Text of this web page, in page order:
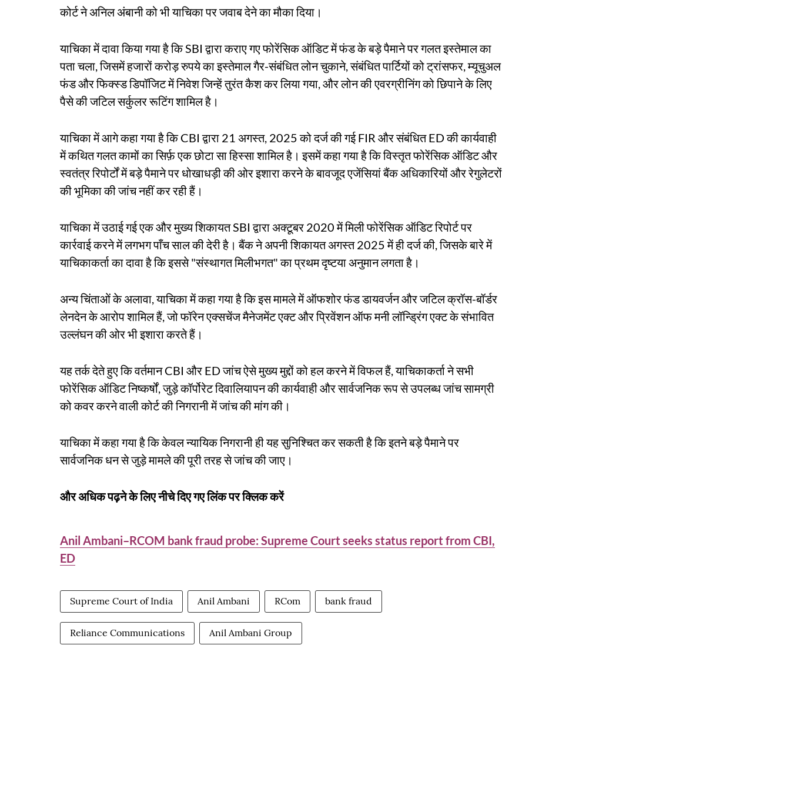
कोर्ट ने अनिल अंबानी को भी याचिका पर जवाब देने का मौका दिया।
याचिका में दावा किया गया है कि SBI द्वारा कराए गए फोरेंसिक ऑडिट में फंड के बड़े पैमाने पर गलत इस्तेमाल का
पता चला, जिसमें हजारों करोड़ रुपये का इस्तेमाल गैर-संबंधित लोन चुकाने, संबंधित पार्टियों को ट्रांसफर, म्यूचुअल
फंड और फिक्स्ड डिपॉजिट में निवेश जिन्हें तुरंत कैश कर लिया गया, और लोन की एवरग्रीनिंग को छिपाने के लिए
पैसे की जटिल सर्कुलर रूटिंग शामिल है।
याचिका में आगे कहा गया है कि CBI द्वारा 21 अगस्त, 2025 को दर्ज की गई FIR और संबंधित ED की कार्यवाही
में कथित गलत कामों का सिर्फ़ एक छोटा सा हिस्सा शामिल है। इसमें कहा गया है कि विस्तृत फोरेंसिक ऑडिट और
स्वतंत्र रिपोर्टों में बड़े पैमाने पर धोखाधड़ी की ओर इशारा करने के बावजूद एजेंसियां ​​बैंक अधिकारियों और रेगुलेटरों
की भूमिका की जांच नहीं कर रही हैं।
याचिका में उठाई गई एक और मुख्य शिकायत SBI द्वारा अक्टूबर 2020 में मिली फोरेंसिक ऑडिट रिपोर्ट पर
कार्रवाई करने में लगभग पाँच साल की देरी है। बैंक ने अपनी शिकायत अगस्त 2025 में ही दर्ज की, जिसके बारे में
याचिकाकर्ता का दावा है कि इससे "संस्थागत मिलीभगत" का प्रथम दृष्टया अनुमान लगता है।
अन्य चिंताओं के अलावा, याचिका में कहा गया है कि इस मामले में ऑफशोर फंड डायवर्जन और जटिल क्रॉस-बॉर्डर
लेनदेन के आरोप शामिल हैं, जो फॉरेन एक्सचेंज मैनेजमेंट एक्ट और प्रिवेंशन ऑफ मनी लॉन्ड्रिंग एक्ट के संभावित
उल्लंघन की ओर भी इशारा करते हैं।
यह तर्क देते हुए कि वर्तमान CBI और ED जांच ऐसे मुख्य मुद्दों को हल करने में विफल हैं, याचिकाकर्ता ने सभी
फोरेंसिक ऑडिट निष्कर्षों, जुड़े कॉर्पोरेट दिवालियापन की कार्यवाही और सार्वजनिक रूप से उपलब्ध जांच सामग्री
को कवर करने वाली कोर्ट की निगरानी में जांच की मांग की।
याचिका में कहा गया है कि केवल न्यायिक निगरानी ही यह सुनिश्चित कर सकती है कि इतने बड़े पैमाने पर
सार्वजनिक धन से जुड़े मामले की पूरी तरह से जांच की जाए।
और अधिक पढ़ने के लिए नीचे दिए गए लिंक पर क्लिक करें
Anil Ambani–RCOM bank fraud probe: Supreme Court seeks status report from CBI,
ED
Supreme Court of India Anil Ambani RCom bank fraud
Reliance Communications Anil Ambani Group